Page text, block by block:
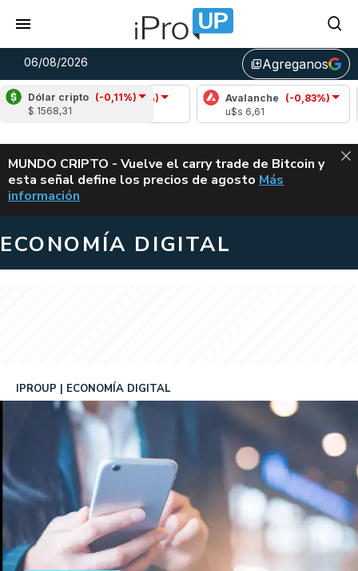
06/08/2026 library_addAgreganos
Dólar cripto (-0,11%)
$ 1568,31
Cardano
(-3,59%)
u$s 0,19
Avalanche
(-0,83%)
u$s 6,61
ALERTA
MUNDO CRIPTO - Vuelve el carry trade de Bitcoin y
esta señal define los precios de agosto VUELVE EL
Más
información
ECONOMÍA DIGITAL
IPROUP ECONOMÍA DIGITAL